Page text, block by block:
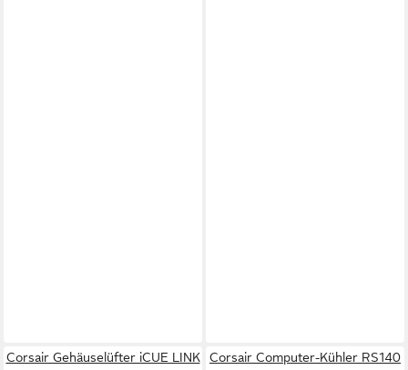
Corsair Gehäuselüfter iCUE LINK
Corsair Computer-Kühler RS140